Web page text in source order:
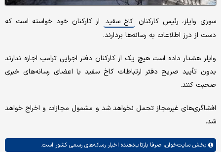
سوزی وایلز، رئیس کارکنان کاخ سفید
از کارکنان خود خواسته است که
دست از درز اطلاعات به رسانه‌ها بردارند.
وایلز هشدار داده است هیچ یک از کارکنان دفتر اجرایی ترامپ اجازه ندارند
بدون تأیید صریح دفتر ارتباطات کاخ سفید با اعضای رسانه‌های خبری
صحبت کنند.
افشاگری‌های غیرمجاز تحمل نخواهد شد و مشمول مجازات و اخراج خواهد
شد.
بخش سایت‌خوان، صرفا بازتاب‌دهنده اخبار رسانه‌های رسمی کشور است.